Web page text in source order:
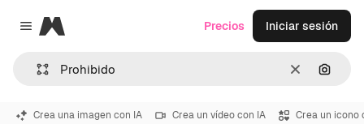
Close menu
Magnific
Borrar
Precios Iniciar sesión
Crea una imagen con IA Crea un vídeo con IA Crea un icono